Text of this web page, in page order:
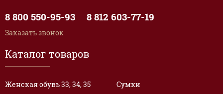
Каталог товаров
Женская обувь 33, 34, 35
Сумки
8 800 550-95-93 8 812 603-77-19
Заказать звонок